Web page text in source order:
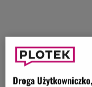
Droga